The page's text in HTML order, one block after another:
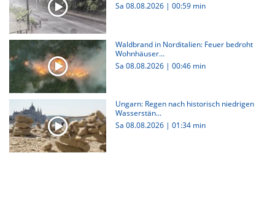
Sa 08.08.2026 | 00:59 min
Waldbrand in Norditalien: Feuer bedroht
Wohnhäuser...
Sa 08.08.2026 | 00:46 min
Ungarn: Regen nach historisch niedrigen
Wasserstän...
Sa 08.08.2026 | 01:34 min